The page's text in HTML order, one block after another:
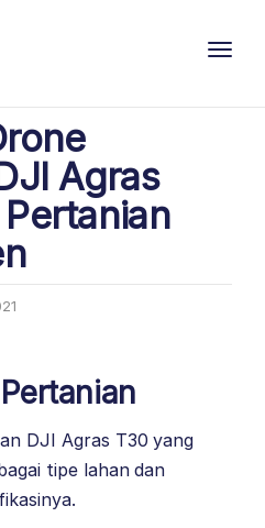
Agras
DJI Agras T30 yang
tipe lahan dan